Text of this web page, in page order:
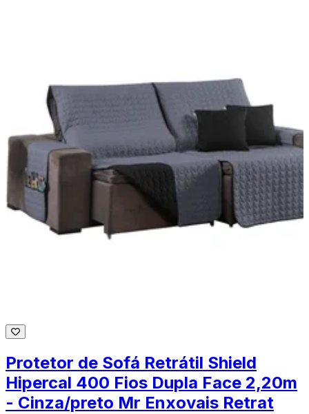
Protetor de Sofá Retrátil Shield
Hipercal 400 Fios Dupla Face 2,20m
- Cinza/preto Mr Enxovais Retrat